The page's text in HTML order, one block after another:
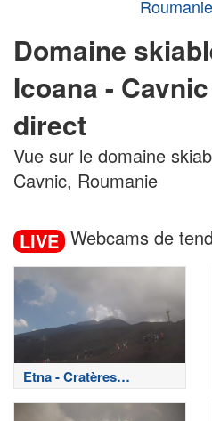
Roumanie
Domaine
Icoana -
direct
Vue sur le domaine
Cavnic, Roumanie
LIVE Webcams de
Etna - Cratères
sommitaux